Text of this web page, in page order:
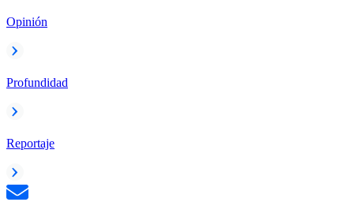
Opinión
Profundidad
Reportaje